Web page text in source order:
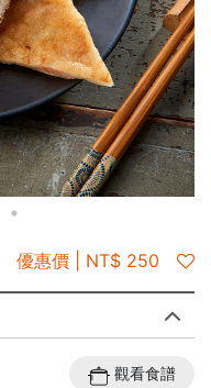
優惠價 | NT$ 250
觀看食譜